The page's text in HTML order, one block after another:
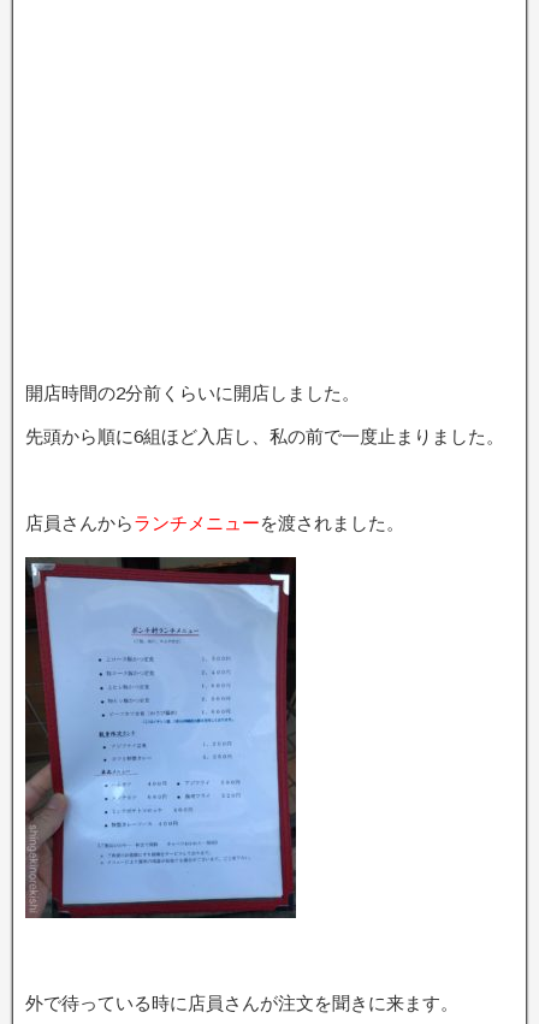
開店時間の2分前くらいに開店しました。
先頭から順に6組ほど入店し、私の前で一度止まりました。
店員さんからランチメニューを渡されました。
外で待っている時に店員さんが注文を聞きに来ます。